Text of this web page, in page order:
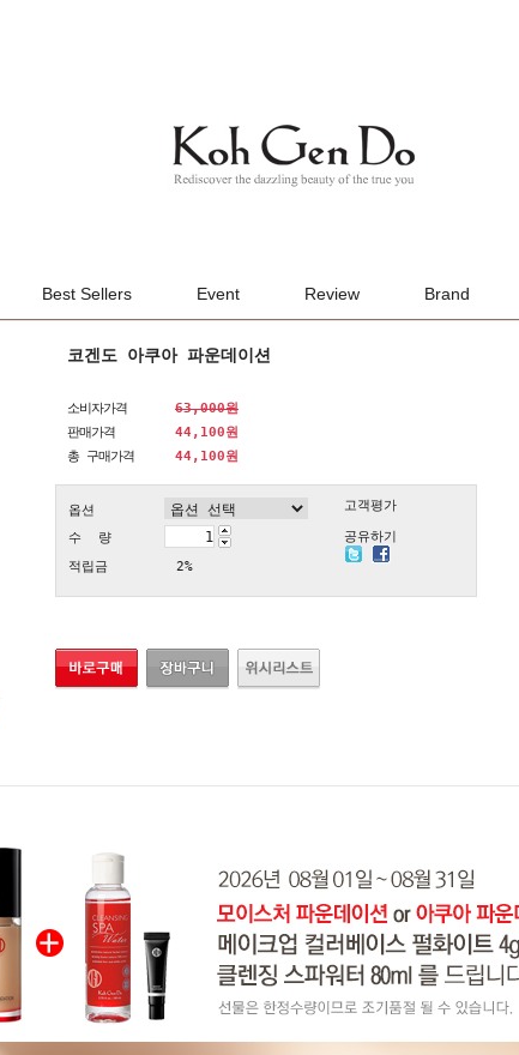
Best Sellers Event Review Brand
코겐도 아쿠아 파운데이션
소비자가격
63,000원
판매가격
44,100원
총 구매가격
44,100원
옵션
수 량
적립금
2%
고객평가
공유하기